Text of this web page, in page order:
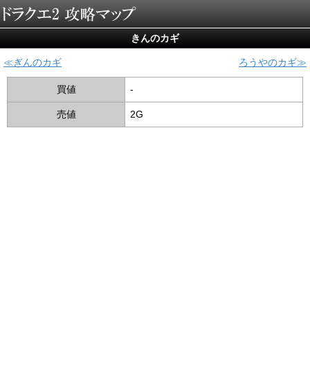
きんのカギ
ぎんのカギ ろうやのカギ
買値 -
売値 2G